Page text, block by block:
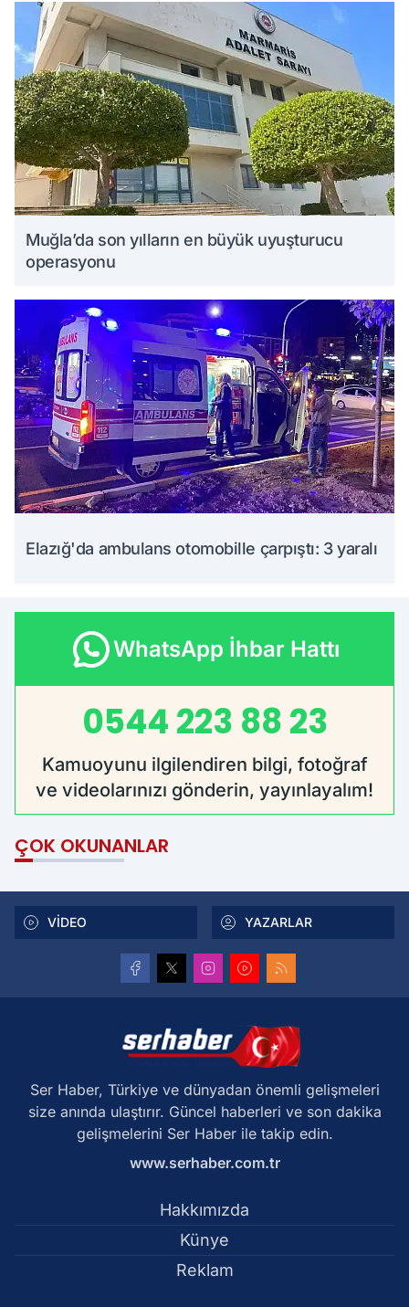
Muğla’da son yılların en büyük uyuşturucu
operasyonu
Elazığ'da ambulans otomobille çarpıştı: 3 yaralı
WhatsApp İhbar Hattı
0544 223 88 23
Kamuoyunu ilgilendiren bilgi, fotoğraf
ve videolarınızı gönderin, yayınlayalım!
ÇOK OKUNANLAR
VİDEO YAZARLAR
Ser Haber, Türkiye ve dünyadan önemli gelişmeleri
size anında ulaştırır. Güncel haberleri ve son dakika
gelişmelerini Ser Haber ile takip edin.
www.serhaber.com.tr
Hakkımızda
Künye
Reklam